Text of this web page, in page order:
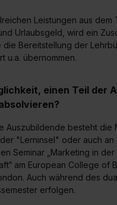
Leistungen aus dem
Urlaubsgeld, wird ein
die Bereitstellung der
u.a. übernommen.
einen Teil der
Auszubildende besteht die
"Lerninsel" oder auch an
Seminar „Marketing in der
am European College of
Auch während des
erfolgen.